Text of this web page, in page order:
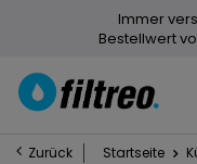
Immer
Bestellwert
Zurück Startseite